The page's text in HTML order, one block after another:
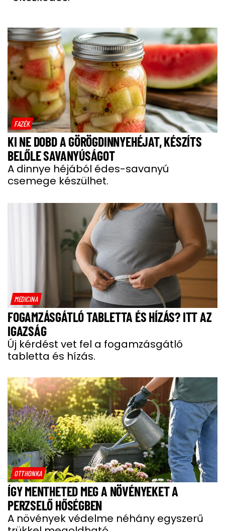
FAZÉK
KI NE DOBD A GÖRÖGDINNYEHÉJAT, KÉSZÍTS
BELŐLE SAVANYÚSÁGOT
A dinnye héjából édes-savanyú
csemege készülhet.
MEDICINA
FOGAMZÁSGÁTLÓ TABLETTA ÉS HÍZÁS? ITT AZ
IGAZSÁG
Új kérdést vet fel a fogamzásgátló
tabletta és hízás.
OTTHONKA
ÍGY MENTHETED MEG A NÖVÉNYEKET A
PERZSELŐ HŐSÉGBEN
A növények védelme néhány egyszerű